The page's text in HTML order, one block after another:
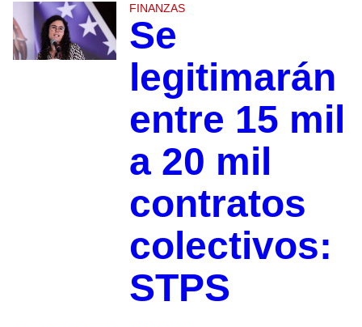
FINANZAS
Se
legitimarán
entre 15 mil
a 20 mil
contratos
colectivos:
STPS